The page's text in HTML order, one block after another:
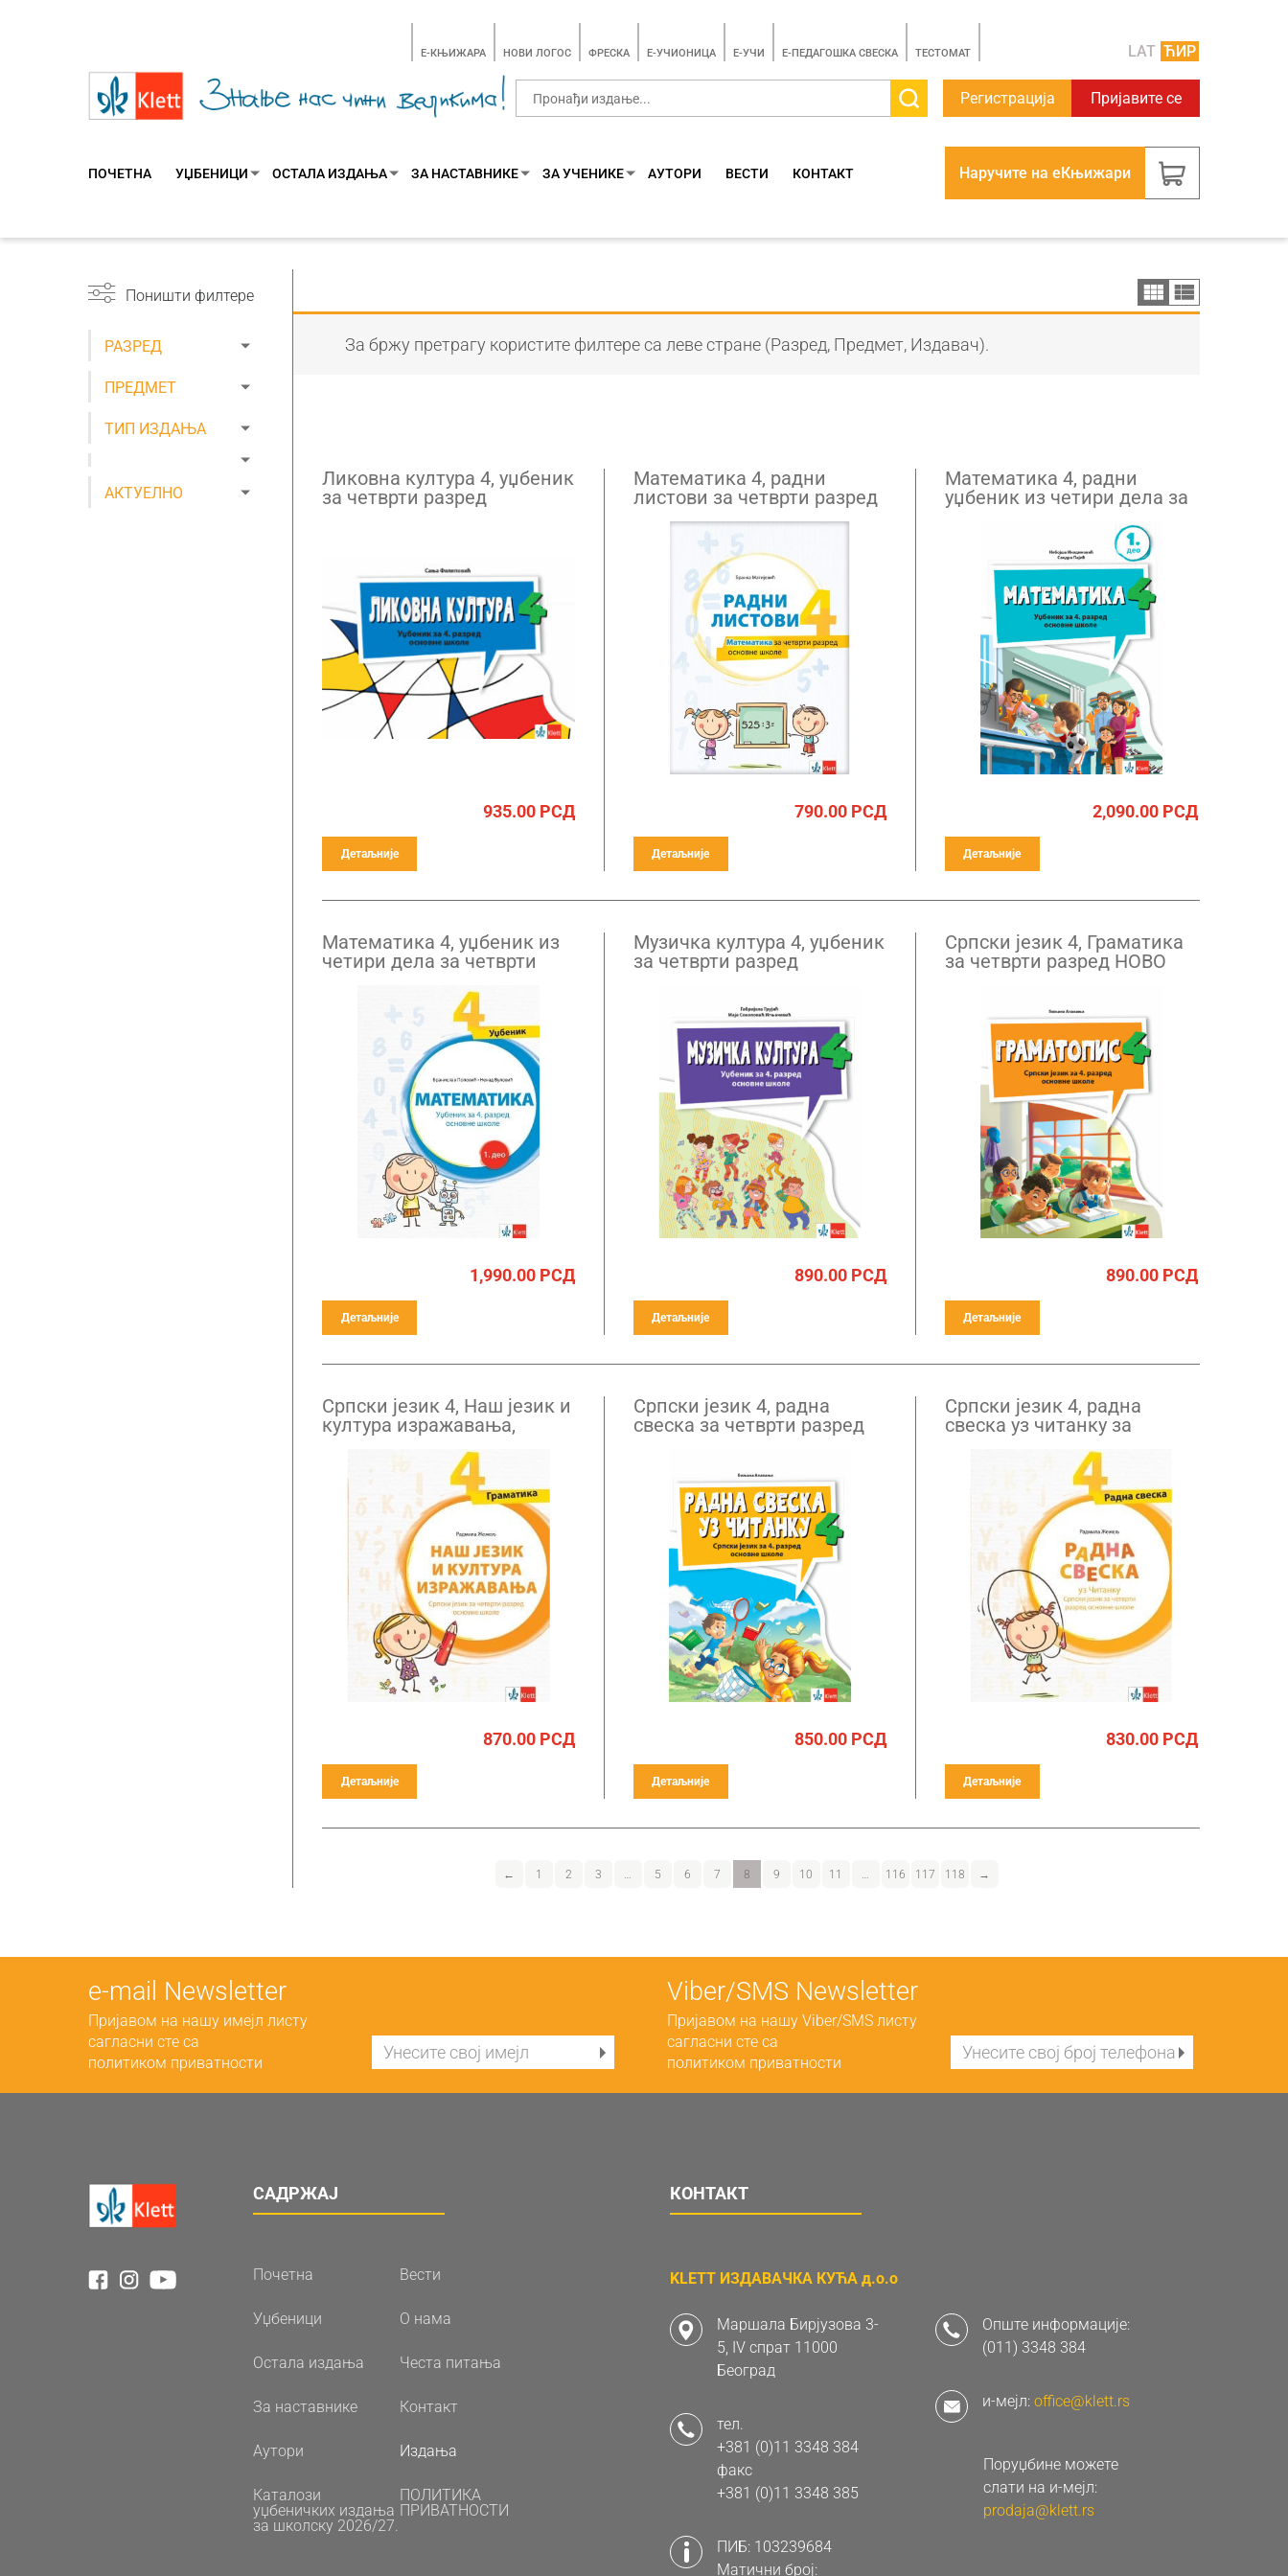
E-КЊИЖАРА НОВИ ЛОГОС ФРЕСКА E-УЧИОНИЦА E-УЧИ Е-ПЕДАГОШКА СВЕСКА TЕСТОМАТ LAT ЋИР
Регистрација Пријавите се
ПОЧЕТНА УЏБЕНИЦИ ОСТАЛА ИЗДАЊА ЗА НАСТАВНИКЕ ЗА УЧЕНИКЕ АУТОРИ ВЕСТИ КОНТАКТ Наручите на еКњижари
Поништи филтере
РАЗРЕД
ПРЕДМЕТ
ТИП ИЗДАЊА
АКТУЕЛНО
За бржу претрагу користите филтере са леве стране (Разред, Предмет, Издавач).
Ликовна култура 4, уџбеник
за четврти разред
935.00РСД
Детаљније
Математика 4, радни
листови за четврти разред
790.00РСД
Детаљније
Математика 4, радни
уџбеник из четири дела за
2,090.00РСД
Детаљније
Математика 4, уџбеник из
четири дела за четврти
1,990.00РСД
Детаљније
Музичка култура 4, уџбеник
за четврти разред
890.00РСД
Детаљније
Српски језик 4, Граматика
за четврти разред НОВО
890.00РСД
Детаљније
Српски језик 4, Наш језик и
култура изражавања,
870.00РСД
Детаљније
Српски језик 4, радна
свеска за четврти разред
850.00РСД
Детаљније
Српски језик 4, радна
свеска уз читанку за
830.00РСД
Детаљније
← 1 2 3 … 5 6 7 8 9 10 11 … 116 117 118 →
е-mail Newsletter
Пријавом на нашу имејл листу
сагласни сте са
политиком приватности
Viber/SMS Newsletter
Пријавом на нашу Viber/SMS листу
сагласни сте са
политиком приватности
САДРЖАЈ
Почетна Вести
Уџбеници О нама
Остала издања Честа питања
За наставнике Контакт
Аутори Издања
Каталози
уџбеничких издања
за школску 2026/27.
ПОЛИТИКА
ПРИВАТНОСТИ
КОНТАКТ
KLETT ИЗДАВАЧКА КУЋА д.о.о
Маршала Бирјузова 3-
5, IV спрат 11000
Београд
тел.
+381 (0)11 3348 384
факс
+381 (0)11 3348 385
ПИБ: 103239684
Матични број:
Опште информације:
(011) 3348 384
и-мејл: office@klett.rs
Поруџбине можете
слати на и-мејл:
prodaja@klett.rs